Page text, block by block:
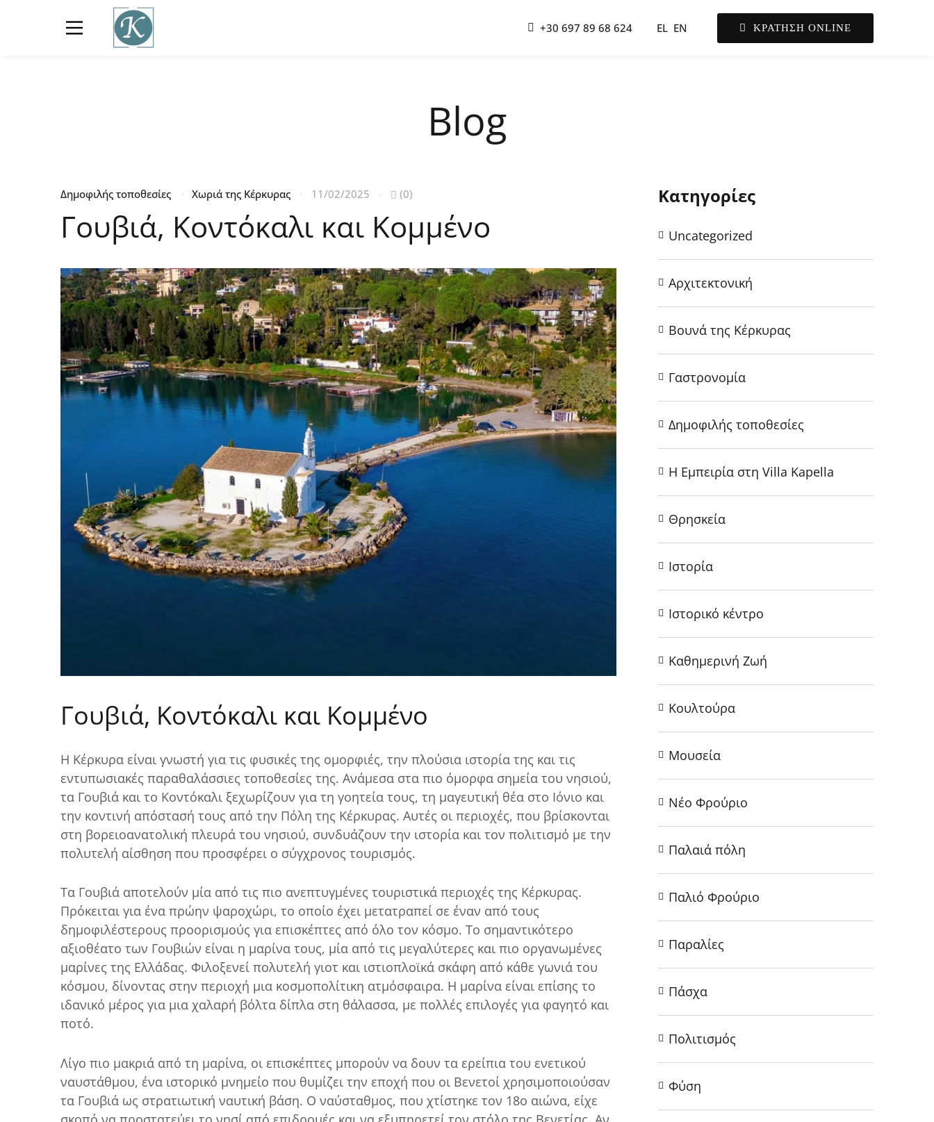
+30 697 89 68 624 EL EN ΚΡΑΤΗΣΗ ONLINE
Blog
Δημοφιλής τοποθεσίες Χωριά της Κέρκυρας 11/02/2025 (0)
Γουβιά, Κοντόκαλι και Κομμένο
Γουβιά, Κοντόκαλι και Κομμένο
Η Κέρκυρα είναι γνωστή για τις φυσικές της ομορφιές, την πλούσια ιστορία της και τις
εντυπωσιακές παραθαλάσσιες τοποθεσίες της. Ανάμεσα στα πιο όμορφα σημεία του νησιού,
τα Γουβιά και το Κοντόκαλι ξεχωρίζουν για τη γοητεία τους, τη μαγευτική θέα στο Ιόνιο και
την κοντινή απόστασή τους από την Πόλη της Κέρκυρας. Αυτές οι περιοχές, που βρίσκονται
στη βορειοανατολική πλευρά του νησιού, συνδυάζουν την ιστορία και τον πολιτισμό με την
πολυτελή αίσθηση που προσφέρει ο σύγχρονος τουρισμός.
Τα Γουβιά αποτελούν μία από τις πιο ανεπτυγμένες τουριστικά περιοχές της Κέρκυρας.
Πρόκειται για ένα πρώην ψαροχώρι, το οποίο έχει μετατραπεί σε έναν από τους
δημοφιλέστερους προορισμούς για επισκέπτες από όλο τον κόσμο. Το σημαντικότερο
αξιοθέατο των Γουβιών είναι η μαρίνα τους, μία από τις μεγαλύτερες και πιο οργανωμένες
μαρίνες της Ελλάδας. Φιλοξενεί πολυτελή γιοτ και ιστιοπλοϊκά σκάφη από κάθε γωνιά του
κόσμου, δίνοντας στην περιοχή μια κοσμοπολίτικη ατμόσφαιρα. Η μαρίνα είναι επίσης το
ιδανικό μέρος για μια χαλαρή βόλτα δίπλα στη θάλασσα, με πολλές επιλογές για φαγητό και
ποτό.
Λίγο πιο μακριά από τη μαρίνα, οι επισκέπτες μπορούν να δουν τα ερείπια του ενετικού
ναυστάθμου, ένα ιστορικό μνημείο που θυμίζει την εποχή που οι Βενετοί χρησιμοποιούσαν
τα Γουβιά ως στρατιωτική ναυτική βάση. Ο ναύσταθμος, που χτίστηκε τον 18ο αιώνα, είχε
Κατηγορίες
Uncategorized
Αρχιτεκτονική
Βουνά της Κέρκυρας
Γαστρονομία
Δημοφιλής τοποθεσίες
Η Εμπειρία στη Villa Kapella
Θρησκεία
Ιστορία
Ιστορικό κέντρο
Καθημερινή Ζωή
Κουλτούρα
Μουσεία
Νέο Φρούριο
Παλαιά πόλη
Παλιό Φρούριο
Παραλίες
Πάσχα
Πολιτισμός
Φύση